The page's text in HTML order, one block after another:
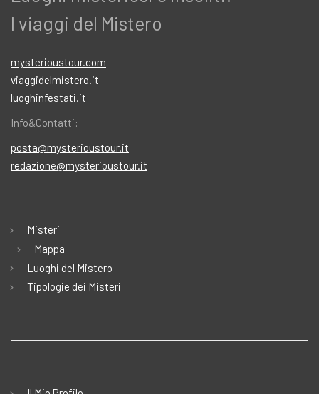
I viaggi del Mistero
mysterioustour.com
viaggidelmistero.it
luoghinfestati.it
Info&Contatti:
posta@mysterioustour.it
redazione@mysterioustour.it
Misteri
Mappa
Luoghi del Mistero
Tipologie dei Misteri